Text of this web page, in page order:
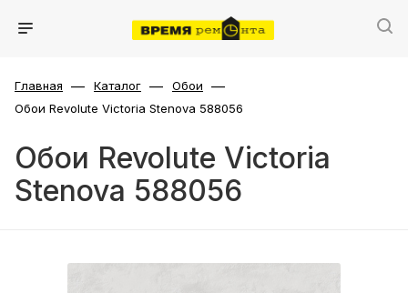
Главная — Каталог — Обои —
Обои Revolute Victoria Stenova 588056
Обои Revolute Victoria
Stenova 588056